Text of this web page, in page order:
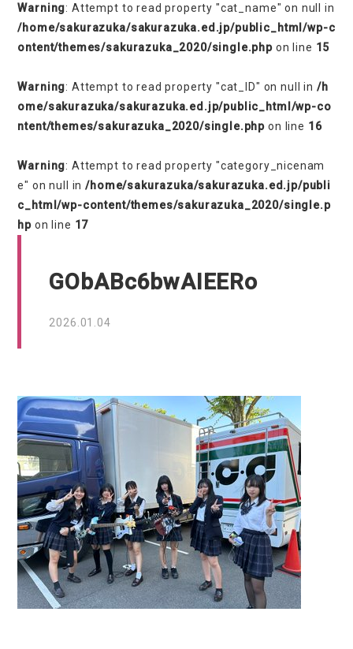
Warning: Attempt to read property "cat_name" on null in
/home/sakurazuka/sakurazuka.ed.jp/public_html/wp-c
ontent/themes/sakurazuka_2020/single.php on line 15
Warning: Attempt to read property "cat_ID" on null in /h
ome/sakurazuka/sakurazuka.ed.jp/public_html/wp-co
ntent/themes/sakurazuka_2020/single.php on line 16
Warning: Attempt to read property "category_nicenam
e" on null in/home/sakurazuka/sakurazuka.ed.jp/publi
c_html/wp-content/themes/sakurazuka_2020/single.p
hp on line 17
GObABc6bwAIEERo
2026.01.04